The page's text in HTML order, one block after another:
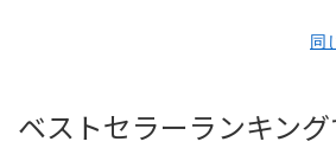
同
ベストセラーランキン